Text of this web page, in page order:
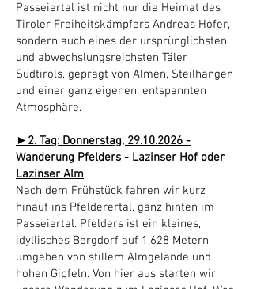
Passeiertal ist nicht nur die Heimat des
Tiroler Freiheitskämpfers Andreas Hofer,
sondern auch eines der ursprünglichsten
und abwechslungsreichsten Täler
Südtirols, geprägt von Almen, Steilhängen
und einer ganz eigenen, entspannten
Atmosphäre.
►2. Tag: Donnerstag, 29.10.2026 -
Wanderung Pfelders - Lazinser Hof oder
Lazinser Alm
Nach dem Frühstück fahren wir kurz
hinauf ins Pfelderertal, ganz hinten im
Passeiertal. Pfelders ist ein kleines,
idyllisches Bergdorf auf 1.628 Metern,
umgeben von stillem Almgelände und
hohen Gipfeln. Von hier aus starten wir